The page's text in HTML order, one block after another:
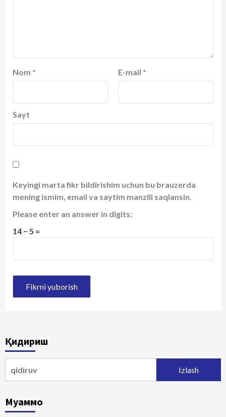
Nom * E-mail *
Sayt
Keyingi marta fikr bildirishim uchun bu brauzerda
mening ismim, email va saytim manzili saqlansin.
Please enter an answer in digits:
14 − 5 =
Қидириш
Муаммо